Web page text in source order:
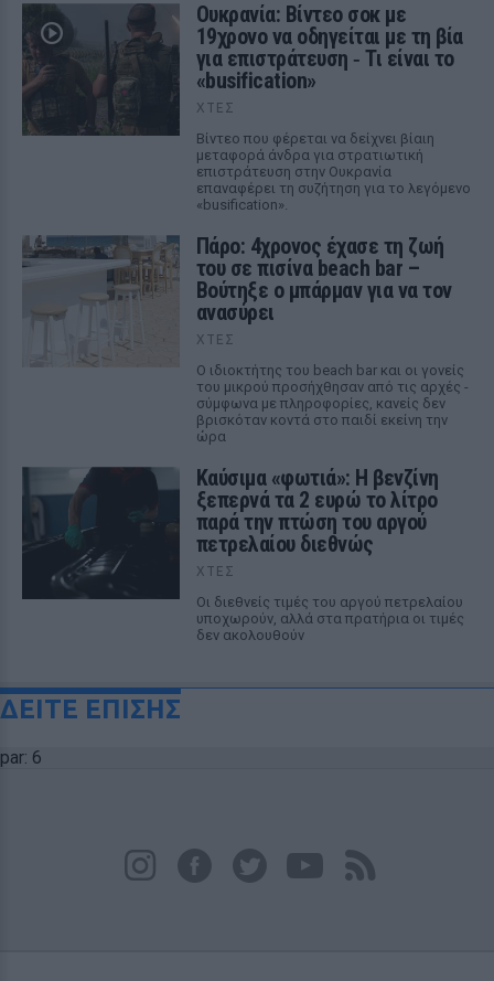
Ουκρανία: Βίντεο σοκ με
19χρονο να οδηγείται με τη βία
για επιστράτευση ‑ Τι είναι το
«busification»
ΧΤΕΣ
Βίντεο που φέρεται να δείχνει βίαιη
μεταφορά άνδρα για στρατιωτική
επιστράτευση στην Ουκρανία
επαναφέρει τη συζήτηση για το λεγόμενο
«busification».
Πάρο: 4χρονος έχασε τη ζωή
του σε πισίνα beach bar –
Βούτηξε ο μπάρμαν για να τον
ανασύρει
ΧΤΕΣ
Ο ιδιοκτήτης του beach bar και οι γονείς
του μικρού προσήχθησαν από τις αρχές -
σύμφωνα με πληροφορίες, κανείς δεν
βρισκόταν κοντά στο παιδί εκείνη την
ώρα
Καύσιμα «φωτιά»: Η βενζίνη
ξεπερνά τα 2 ευρώ το λίτρο
παρά την πτώση του αργού
πετρελαίου διεθνώς
ΧΤΕΣ
Οι διεθνείς τιμές του αργού πετρελαίου
υποχωρούν, αλλά στα πρατήρια οι τιμές
δεν ακολουθούν
ΔΕΙΤΕ ΕΠΙΣΗΣ
par: 6